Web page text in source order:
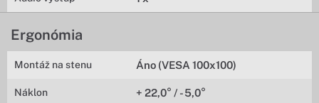
Ergonómia
Montáž na stenu Áno (VESA 100x100)
Náklon + 22,0° / - 5,0°